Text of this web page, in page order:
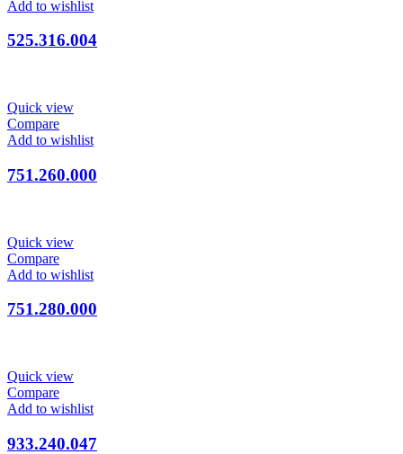
Add to wishlist
525.316.004
Quick view
Compare
Add to wishlist
751.260.000
Quick view
Compare
Add to wishlist
751.280.000
Quick view
Compare
Add to wishlist
933.240.047